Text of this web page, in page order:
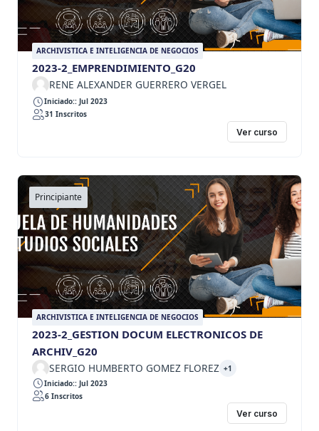
ARCHIVISTICA E INTELIGENCIA DE NEGOCIOS
2023-2_EMPRENDIMIENTO_G20
RENE ALEXANDER GUERRERO VERGEL
Iniciado:: Jul 2023
31 Inscritos
Ver curso
Principiante
ARCHIVISTICA E INTELIGENCIA DE NEGOCIOS
2023-2_GESTION DOCUM ELECTRONICOS DE
ARCHIV_G20
SERGIO HUMBERTO GOMEZ FLOREZ +1
Iniciado:: Jul 2023
6 Inscritos
Ver curso